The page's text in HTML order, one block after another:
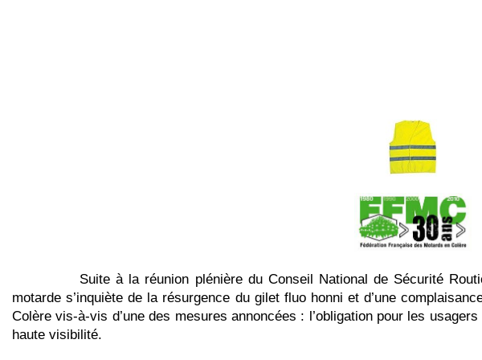
Suite à la réunion plénière du Conseil National de Sécurité
motarde s’inquiète de la résurgence du gilet fluo honni et d’une
Colère vis-à-vis d’une des mesures annoncées : l’obligation pour les
haute visibilité.